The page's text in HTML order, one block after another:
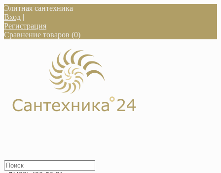
Элитная сантехника
Вход |
Регистрация
Сравнение товаров (0)